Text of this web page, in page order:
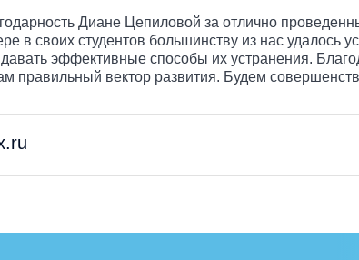
Диане Цепиловой за отлично
в своих студентов большинству из нас удалось
эффективные способы их устранения.
правильный вектор развития. Будем